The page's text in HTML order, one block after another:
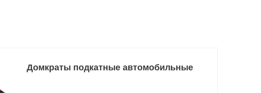
Домкраты подкатные автомобильные